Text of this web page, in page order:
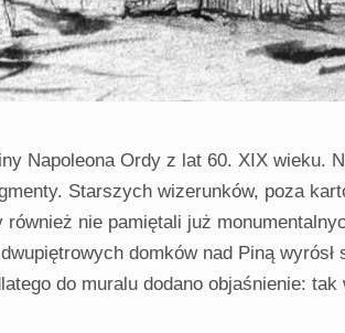
Napoleona Ordy z lat 60. XIX wieku.
Starszych wizerunków, poza
nie pamiętali już
domków nad Piną wyrósł
do muralu dodano objaśnienie: tak